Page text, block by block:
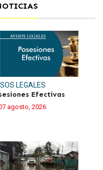
LEGALES
Efectivas
agosto, 2026